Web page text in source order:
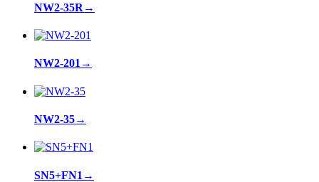
NW2-35R →
NW2-201→
NW2-35→
SN5+FN1 →